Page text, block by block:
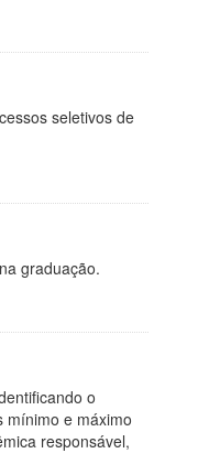
seletivos de
graduação.
o
mínimo e máximo
responsável,